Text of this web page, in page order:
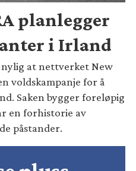
planlegger
i Irland
at nettverket New
voldskampanje for å
Saken bygger foreløpig
en forhistorie av
påstander.